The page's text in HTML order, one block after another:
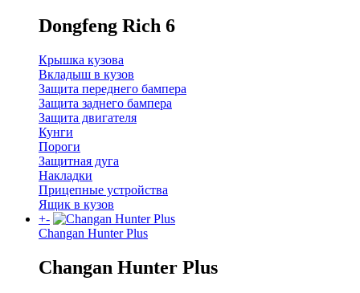
Dongfeng Rich 6
Крышка кузова
Вкладыш в кузов
Защита переднего бампера
Защита заднего бампера
Защита двигателя
Кунги
Пороги
Защитная дуга
Накладки
Прицепные устройства
Ящик в кузов
+-
Changan Hunter Plus
Changan Hunter Plus